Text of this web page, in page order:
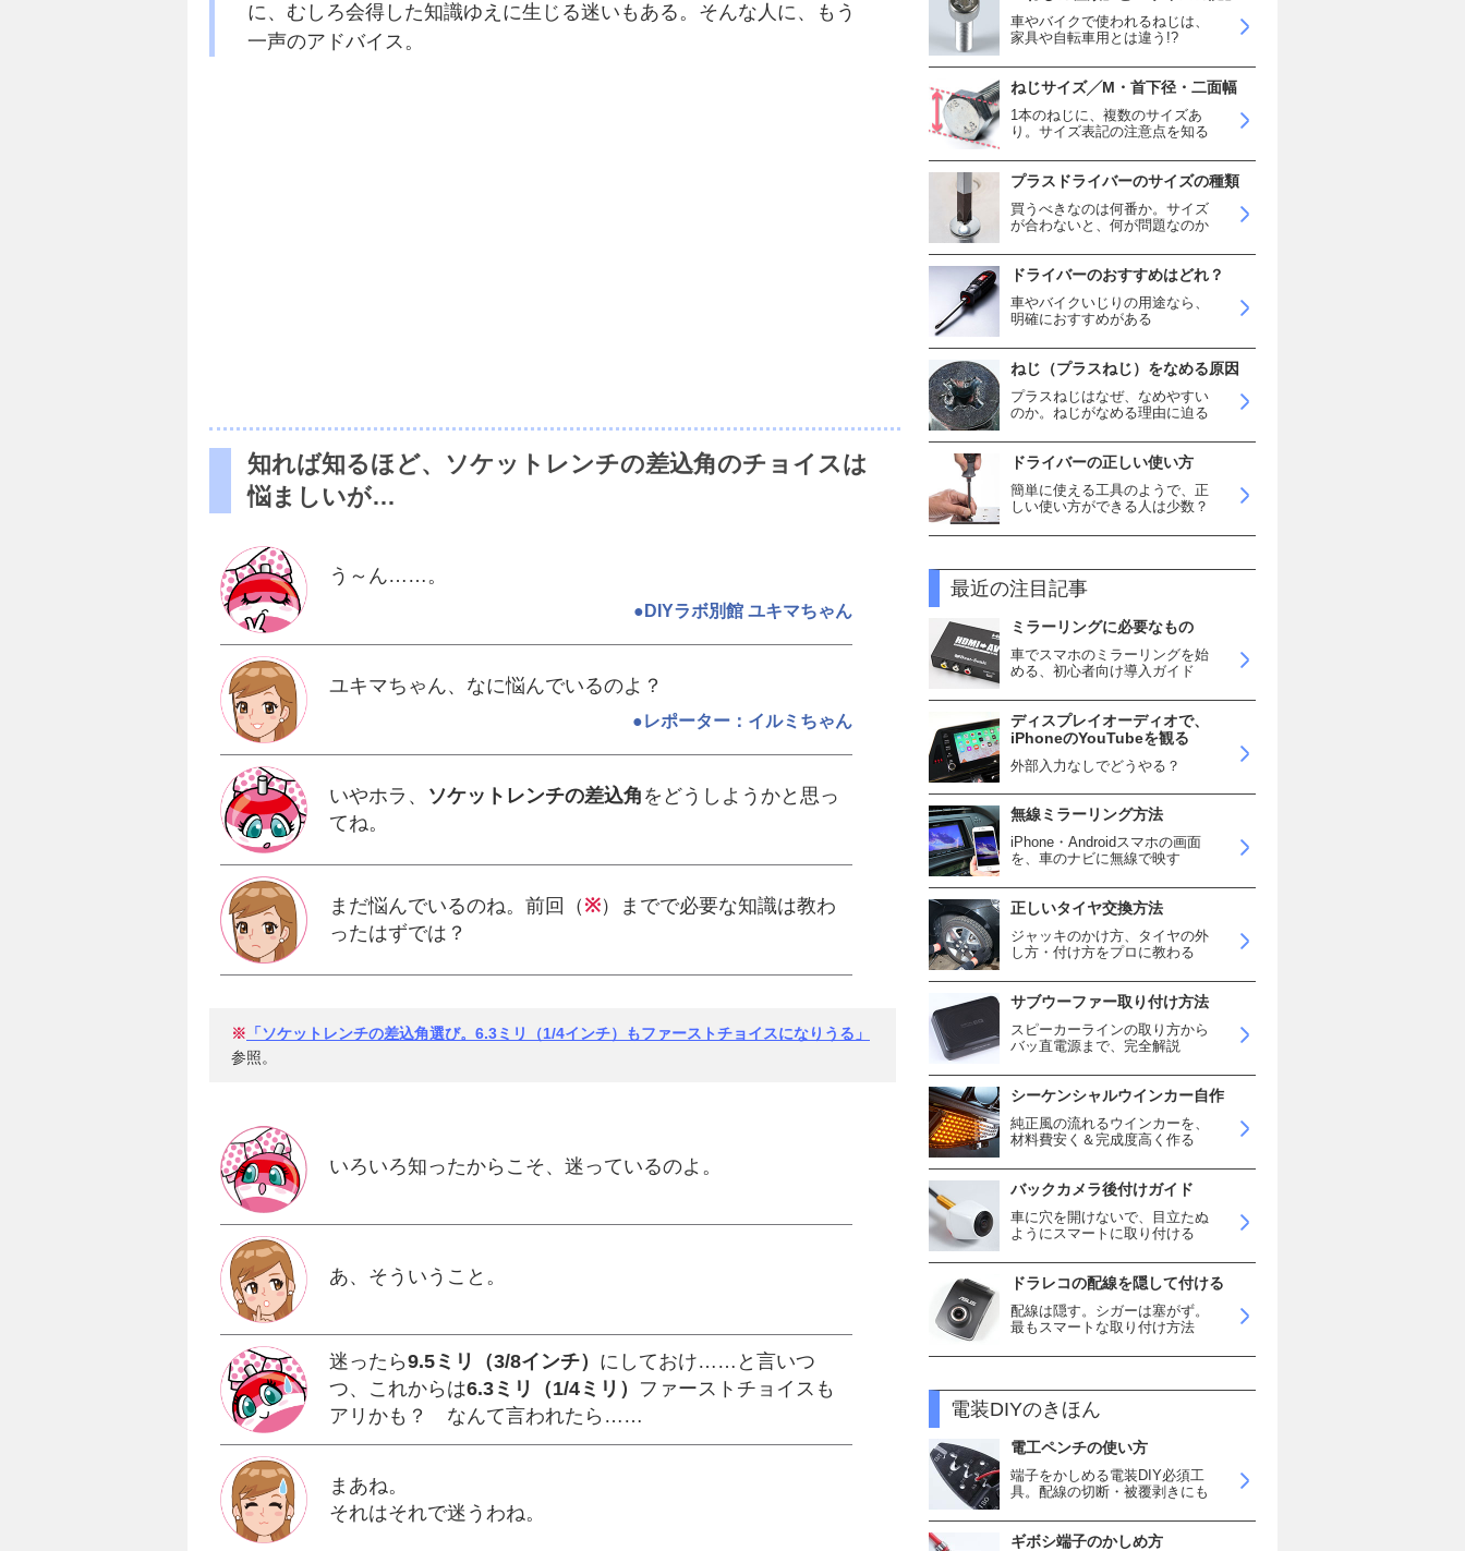
に、むしろ会得した知識ゆえに生じる迷いもある。そんな人に、もう
一声のアドバイス。
知れば知るほど、ソケットレンチの差込角のチョイスは
悩ましいが…
う～ん……。
●DIYラボ別館 ユキマちゃん
ユキマちゃん、なに悩んでいるのよ？
●レポーター：イルミちゃん
いやホラ、 ソケットレンチの差込角 をどうしようかと思っ
てね。
まだ悩んでいるのね。前回（ ※）までで必要な知識は教わ
ったはずでは？
※ 「ソケットレンチの差込角選び。6.3ミリ（1/4インチ）もファーストチョイスになりうる」
参照。
いろいろ知ったからこそ、迷っているのよ。
あ、そういうこと。
迷ったら9.5ミリ（3/8インチ） にしておけ……と言いつ
つ、これからは6.3ミリ（1/4ミリ） ファーストチョイスも
アリかも？ なんて言われたら……
まあね。
それはそれで迷うわね。
車やバイクで使われるねじは、
家具や自転車用とは違う!?
ねじサイズ╱M・首下径・二面幅
1本のねじに、複数のサイズあ
り。サイズ表記の注意点を知る
プラスドライバーのサイズの種類
買うべきなのは何番か。サイズ
が合わないと、何が問題なのか
ドライバーのおすすめはどれ？
車やバイクいじりの用途なら、
明確におすすめがある
ねじ（プラスねじ）をなめる原因
プラスねじはなぜ、なめやすい
のか。ねじがなめる理由に迫る
ドライバーの正しい使い方
簡単に使える工具のようで、正
しい使い方ができる人は少数？
最近の注目記事
ミラーリングに必要なもの
車でスマホのミラーリングを始
める、初心者向け導入ガイド
ディスプレイオーディオで、
iPhoneのYouTubeを観る
外部入力なしでどうやる？
無線ミラーリング方法
iPhone・Androidスマホの画面
を、車のナビに無線で映す
正しいタイヤ交換方法
ジャッキのかけ方、タイヤの外
し方・付け方をプロに教わる
サブウーファー取り付け方法
スピーカーラインの取り方から
バッ直電源まで、完全解説
シーケンシャルウインカー自作
純正風の流れるウインカーを、
材料費安く＆完成度高く作る
バックカメラ後付けガイド
車に穴を開けないで、目立たぬ
ようにスマートに取り付ける
ドラレコの配線を隠して付ける
配線は隠す。シガーは塞がず。
最もスマートな取り付け方法
電装DIYのきほん
電工ペンチの使い方
端子をかしめる電装DIY必須工
具。配線の切断・被覆剥きにも
ギボシ端子のかしめ方